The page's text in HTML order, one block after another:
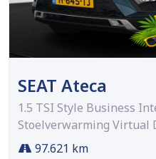
SEAT Ateca
1.5 TSI Style Business
Stoelverwarming Virtual
97.621 km